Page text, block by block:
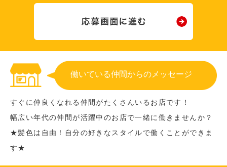
働いている仲間からのメッセージ
すぐに仲良くなれる仲間がたくさんいるお店です！
幅広い年代の仲間が活躍中のお店で一緒に働きませんか？
★髪色は自由！自分の好きなスタイルで働くことができま
す★